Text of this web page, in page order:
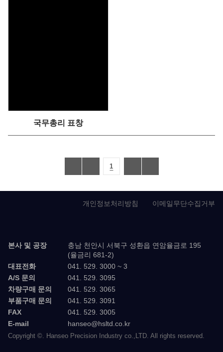
국무총리 표창
1
본사 및 공장
충남 천안시 서북구 성환읍 연암율금로 195
(율금리 681-2)
대표전화
041. 529. 3000 ~ 3
A/S 문의
041. 529. 3095
차량구매 문의
041. 529. 3065
부품구매 문의
041. 529. 3091
FAX
041. 529. 3005
E-mail
hanseo@hsltd.co.kr
Copyright ©. Hanseo Precision Industry co.,LTD. All rights reserved.
개인정보처리방침 이메일무단수집거부